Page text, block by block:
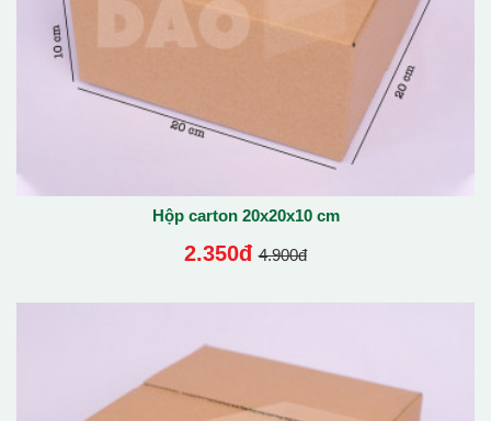
Hộp carton 20x20x10 cm
2.350đ 4.900đ